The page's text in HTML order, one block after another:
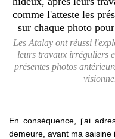
Les Atalay ont réussi
leurs travaux irréguliers
présentes photos
En conséquence, j'ai
demeure, avant ma